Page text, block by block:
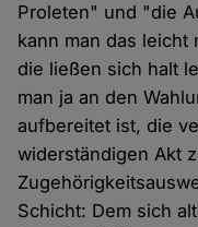
Proleten" und "die
kann man das leicht
die ließen sich halt
man ja an den
aufbereitet ist, die
widerständigen Akt
Schicht: Dem sich